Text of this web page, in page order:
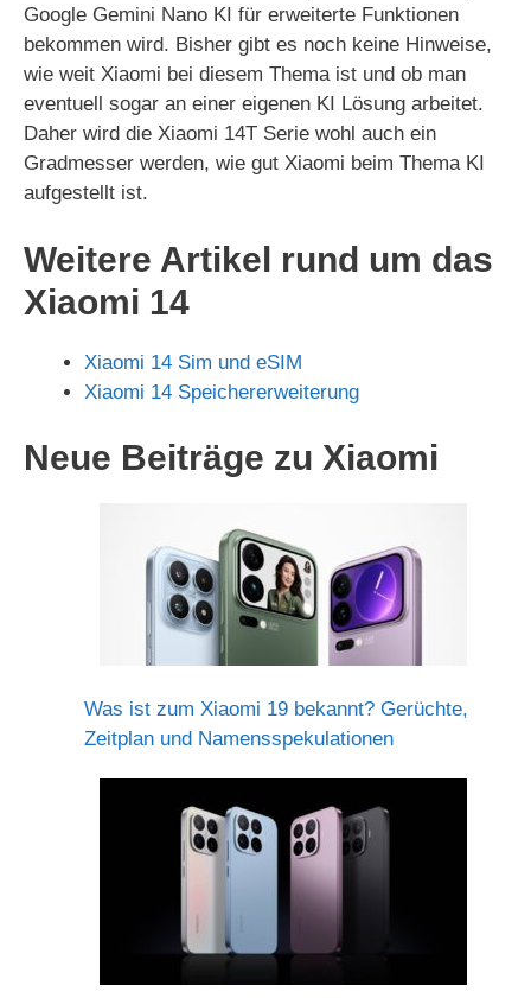
Google Gemini Nano KI für erweiterte Funktionen
bekommen wird. Bisher gibt es noch keine Hinweise,
wie weit Xiaomi bei diesem Thema ist und ob man
eventuell sogar an einer eigenen KI Lösung arbeitet.
Daher wird die Xiaomi 14T Serie wohl auch ein
Gradmesser werden, wie gut Xiaomi beim Thema KI
aufgestellt ist.
Weitere Artikel rund um das
Xiaomi 14
Xiaomi 14 Sim und eSIM
Xiaomi 14 Speichererweiterung
Neue Beiträge zu Xiaomi
Was ist zum Xiaomi 19 bekannt? Gerüchte,
Zeitplan und Namensspekulationen